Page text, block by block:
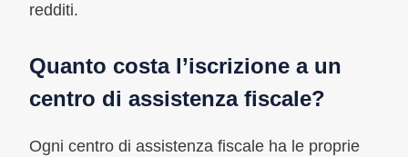
redditi.
Quanto costa l’iscrizione a un
centro di assistenza fiscale?
Ogni centro di assistenza fiscale ha le proprie